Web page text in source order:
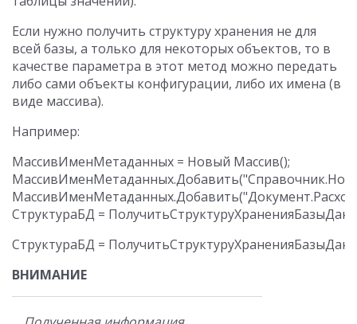
Если нужно получить структуру хранения не для
всей базы, а только для некоторых объектов, то в
качестве параметра в этот метод можно передать
либо сами объекты конфигурации, либо их имена (в
виде массива).
Например:
МассивИменМетаданных = Новый Массив();
ВНИМАНИЕ